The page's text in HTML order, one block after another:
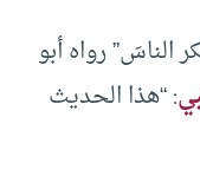
الناسَ” رواه أبو
: “هذا الحديث